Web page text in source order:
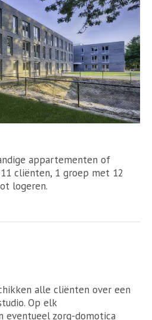
appartementen of
cliënten, 1 groep met 12
logeren.
alle cliënten over een
Op elk
eventueel zorg-domotica